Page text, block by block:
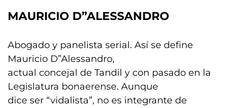
MAURICIO D”ALESSANDRO
Abogado y panelista serial. Así se define
Mauricio D”Alessandro,
actual concejal de Tandil y con pasado en la
Legislatura bonaerense. Aunque
dice ser “vidalista”, no es integrante de